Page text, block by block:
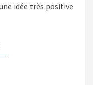
idée très positive
LA SUITE